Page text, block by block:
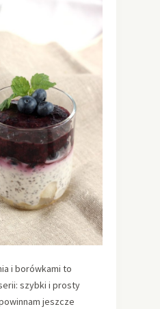
i borówkami to
szybki i prosty
jeszcze